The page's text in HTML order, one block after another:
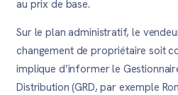
au prix de base.
Sur le plan administratif, le
changement de propriétaire soit
implique d’informer le
Distribution (GRD, par exemple